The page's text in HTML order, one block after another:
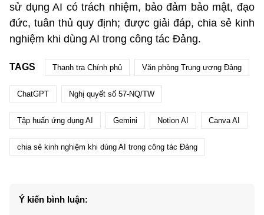
sử dụng AI có trách nhiệm, bảo đảm bảo mật, đạo
đức, tuân thủ quy định; được giải đáp, chia sẻ kinh
nghiệm khi dùng AI trong công tác Đảng.
TAGS Thanh tra Chính phủ Văn phòng Trung ương Đảng
ChatGPT Nghị quyết số 57-NQ/TW
Tập huấn ứng dụng AI Gemini Notion AI Canva AI
chia sẻ kinh nghiệm khi dùng AI trong công tác Đảng
Ý kiến bình luận: